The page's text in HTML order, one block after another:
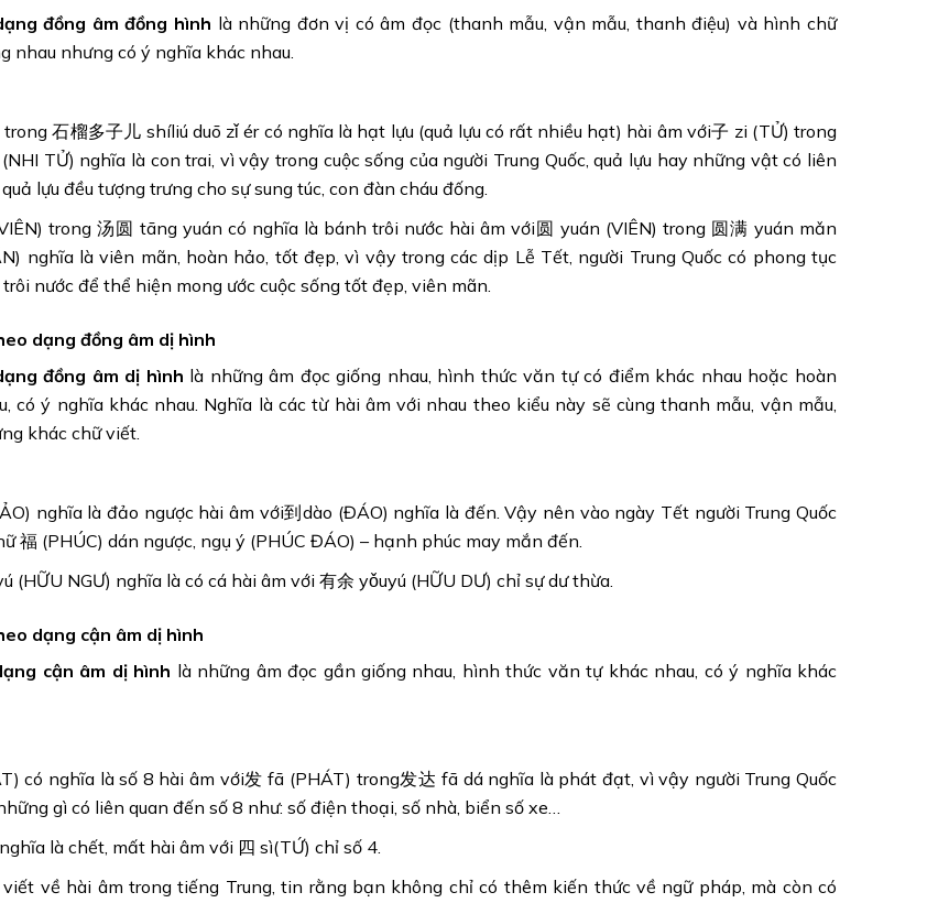
đồng âm đồng hình là những đơn vị có âm đọc (thanh mẫu, vận mẫu, thanh điệu) và hình chữ
nhau nhưng có ý nghĩa khác nhau.
石榴多子儿 shíliú duō zǐ ér có nghĩa là hạt lựu (quả lựu có rất nhiều hạt) hài âm với子 zi (TỬ) trong
(NHI TỬ) nghĩa là con trai, vì vậy trong cuộc sống của người Trung Quốc, quả lựu hay những vật có liên
lựu đều tượng trưng cho sự sung túc, con đàn cháu đống.
trong 汤圆 tāng yuán có nghĩa là bánh trôi nước hài âm với圆 yuán (VIÊN) trong 圆满 yuán mǎn
nghĩa là viên mãn, hoàn hảo, tốt đẹp, vì vậy trong các dịp Lễ Tết, người Trung Quốc có phong tục
nước để thể hiện mong ước cuộc sống tốt đẹp, viên mãn.
dạng đồng âm dị hình
đồng âm dị hình là những âm đọc giống nhau, hình thức văn tự có điểm khác nhau hoặc hoàn
có ý nghĩa khác nhau. Nghĩa là các từ hài âm với nhau theo kiểu này sẽ cùng thanh mẫu, vận mẫu,
khác chữ viết.
nghĩa là đảo ngược hài âm với到dào (ĐÁO) nghĩa là đến. Vậy nên vào ngày Tết người Trung Quốc
福 (PHÚC) dán ngược, ngụ ý (PHÚC ĐÁO) – hạnh phúc may mắn đến.
(HỮU NGƯ) nghĩa là có cá hài âm với 有余 yǒuyú (HỮU DƯ) chỉ sự dư thừa.
dạng cận âm dị hình
cận âm dị hình là những âm đọc gần giống nhau, hình thức văn tự khác nhau, có ý nghĩa khác
có nghĩa là số 8 hài âm với发 fā (PHÁT) trong发达 fā dá nghĩa là phát đạt, vì vậy người Trung Quốc
gì có liên quan đến số 8 như: số điện thoại, số nhà, biển số xe…
là chết, mất hài âm với 四 sì(TỨ) chỉ số 4.
về hài âm trong tiếng Trung, tin rằng bạn không chỉ có thêm kiến thức về ngữ pháp, mà còn có